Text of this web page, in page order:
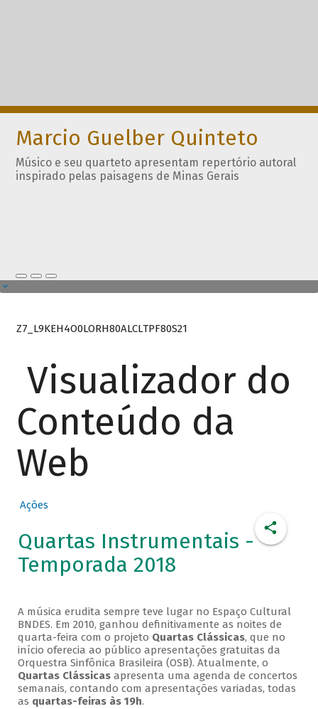
Marcio Guelber Quinteto
Músico e seu quarteto apresentam repertório autoral
inspirado pelas paisagens de Minas Gerais
Z7_L9KEH4O0LORH80ALCLTPF80S21
Visualizador do
Conteúdo da
Web
Ações
Quartas Instrumentais -
Temporada 2018
A música erudita sempre teve lugar no Espaço Cultural
BNDES. Em 2010, ganhou definitivamente as noites de
quarta-feira com o projeto Quartas Clássicas, que no
início oferecia ao público apresentações gratuitas da
Orquestra Sinfônica Brasileira (OSB). Atualmente, o
Quartas Clássicasapresenta uma agenda de concertos
semanais, contando com apresentações variadas, todas
as quartas-feiras às 19h.